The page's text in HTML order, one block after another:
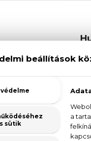
Eau De
és a
a velúr
tartozik, amely
kiegészítik
ezzel a